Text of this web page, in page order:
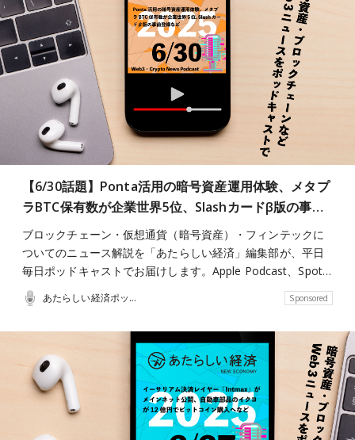
【6/30話題】Ponta活用の暗号資産運用体験、メタプ
ラBTC保有数が企業世界5位、Slashカードβ版の事…
ブロックチェーン・仮想通貨（暗号資産）・フィンテックに
ついてのニュース解説を「あたらしい経済」編集部が、平日
毎日ポッドキャストでお届けします。Apple Podcast、Spot…
あたらしい経済ポッドキャスト Sponsored